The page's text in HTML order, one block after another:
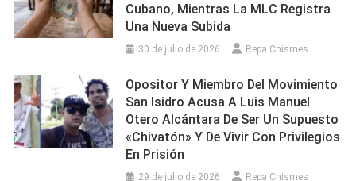
Cubano, Mientras La MLC Registra
Una Nueva Subida
30 de julio de 2026 Repa Chismes
Opositor Y Miembro Del Movimiento
San Isidro Acusa A Luis Manuel
Otero Alcántara De Ser Un Supuesto
«chivatón» Y De Vivir Con Privilegios
En Prisión
29 de julio de 2026 Repa Chismes